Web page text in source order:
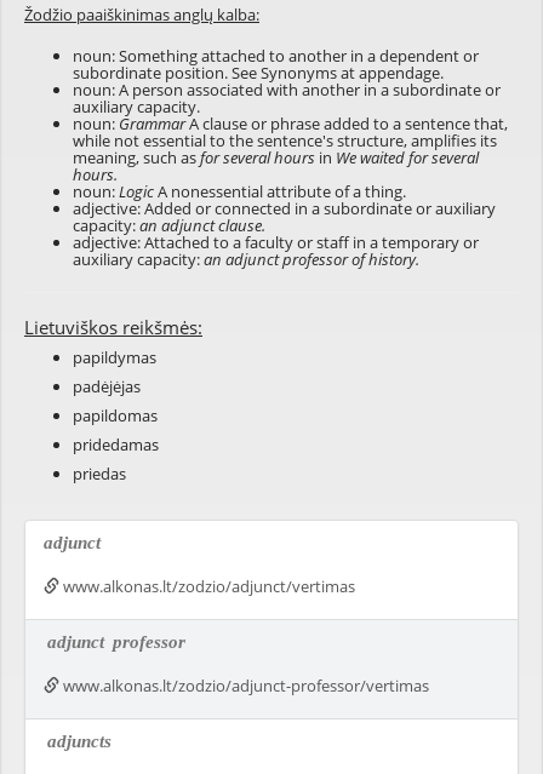
Žodžio paaiškinimas anglų kalba:
noun: Something attached to another in a dependent or
subordinate position. See Synonyms atappendage.
noun: A person associated with another in a subordinate or
auxiliary capacity.
noun: GrammarA clause or phrase added to a sentence that,
while not essential to the sentence's structure, amplifies its
meaning, such asfor several hours in We waited for several
hours.
noun:LogicA nonessential attribute of a thing.
adjective: Added or connected in a subordinate or auxiliary
capacity:an adjunct clause.
adjective: Attached to a faculty or staff in a temporary or
auxiliary capacity:an adjunct professor of history.
Lietuviškos reikšmės:
papildymas
padėjėjas
papildomas
pridedamas
priedas
adjunct
www.alkonas.lt/zodzio/adjunct/vertimas
adjunct professor
www.alkonas.lt/zodzio/adjunct-professor/vertimas
adjuncts